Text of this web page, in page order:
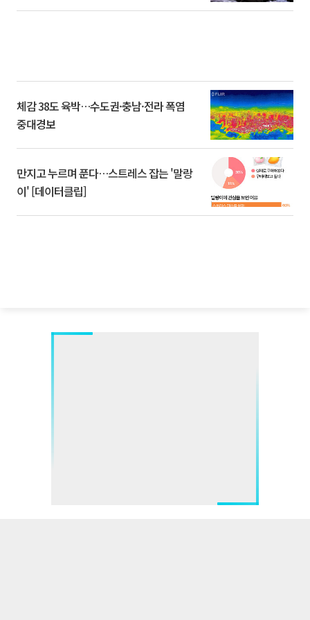
체감 38도 육박…수도권·충남·전라 폭염
중대경보
만지고 누르며 푼다…스트레스 잡는 '말랑
이' [데이터클립]